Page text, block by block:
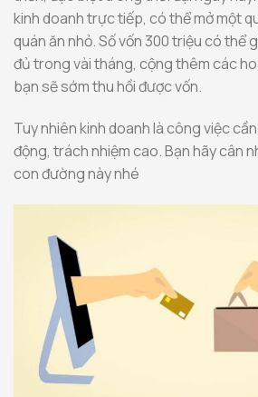
kinh doanh trực tiếp, có thể mở một
quán ăn nhỏ. Số vốn 300 triệu có thể
đủ trong vài tháng, cộng thêm các
bạn sẽ sớm thu hồi được vốn.
Tuy nhiên kinh doanh là công việc
động, trách nhiệm cao. Bạn hãy cân
con đường này nhé